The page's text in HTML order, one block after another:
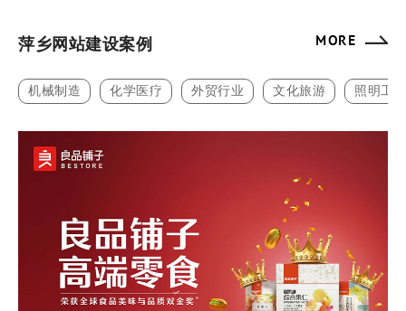
萍乡网站建设案例 MORE
机械制造 化学医疗 外贸行业 文化旅游 照明工业